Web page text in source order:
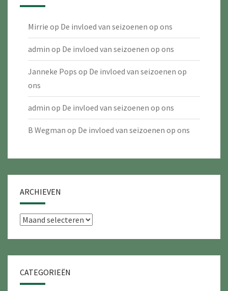
Mirrie op De invloed van seizoenen op ons
admin op De invloed van seizoenen op ons
Janneke Pops op De invloed van seizoenen op
ons
admin op De invloed van seizoenen op ons
B Wegman op De invloed van seizoenen op ons
ARCHIEVEN
Archieven
CATEGORIEËN